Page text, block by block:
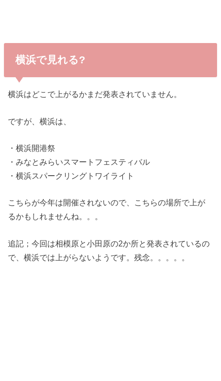
横浜で見れる?
横浜はどこで上がるかまだ発表されていません。
ですが、横浜は、
・横浜開港祭
・みなとみらいスマートフェスティバル
・横浜スパークリングトワイライト
こちらが今年は開催されないので、こちらの場所で上が
るかもしれませんね。。。
追記；今回は相模原と小田原の2か所と発表されているの
で、横浜では上がらないようです。残念。。。。。